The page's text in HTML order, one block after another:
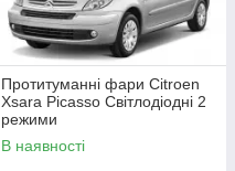
Протитуманні фари Citroen
Xsara Picasso Світлодіодні 2
режими
В наявності